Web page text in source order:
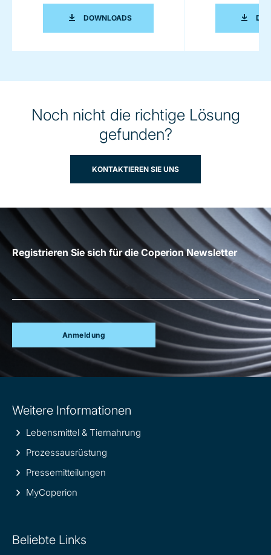
DOWNLOADSFLYER BSP SCHÜTTGUTPUMPE
Noch nicht die richtige Lösung
gefunden?
KONTAKTIEREN SIE UNS
Registrieren Sie sich für die Coperion Newsletter
Anmeldung
information
Weitere Informationen
Lebensmittel & Tiernahrung
Prozessausrüstung
Pressemitteilungen
MyCoperion
Beliebte Links